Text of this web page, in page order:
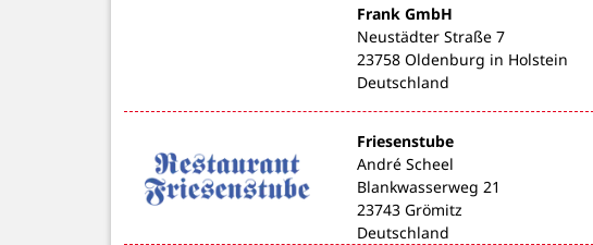
Frank GmbH
Neustädter Straße 7
23758 Oldenburg in Holstein
Deutschland
Friesenstube
André Scheel
Blankwasserweg 21
23743 Grömitz
Deutschland